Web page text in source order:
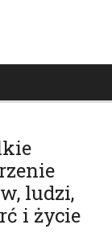
ludzi,
i życie